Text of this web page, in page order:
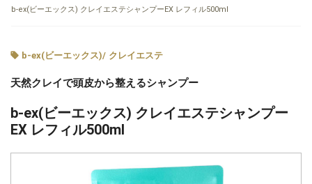
b-ex(ビーエックス) クレイエステシャンプーEX レフィル500ml
b-ex(ビーエックス)/ クレイエステ
天然クレイで頭皮から整えるシャンプー
b-ex(ビーエックス) クレイエステシャンプー
EX レフィル500ml